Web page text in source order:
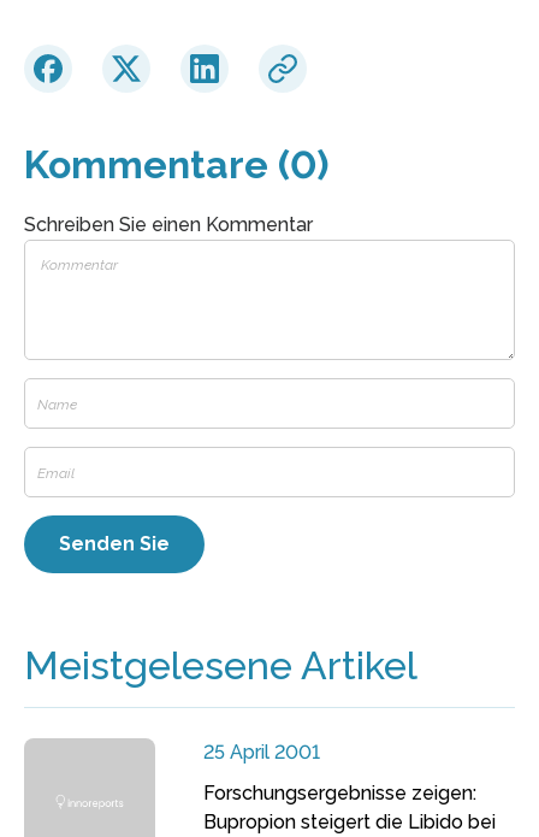
Kommentare (0)
Schreiben Sie einen Kommentar
Meistgelesene Artikel
25 April 2001
Forschungsergebnisse zeigen:
Bupropion steigert die Libido bei